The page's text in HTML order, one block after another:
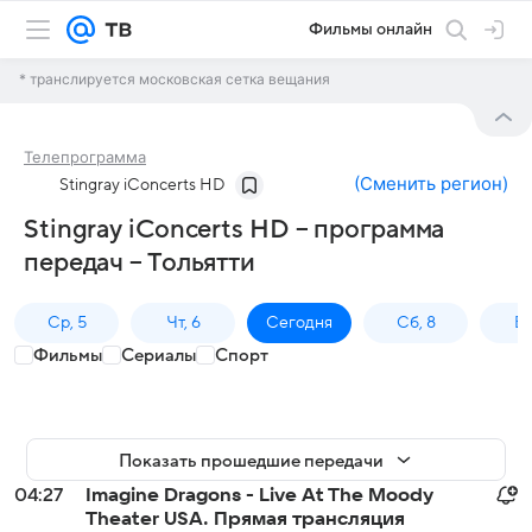
Фильмы онлайн
* транслируется московская сетка вещания
Телепрограмма
Stingray iConcerts HD (Сменить регион)
Stingray iConcerts HD – программа
передач – Тольятти
Ср, 5 Чт, 6 Сегодня Сб, 8
Фильмы Сериалы Спорт
Показать прошедшие передачи
04:27
Imagine Dragons - Live At The Moody
Theater USA. Прямая трансляция